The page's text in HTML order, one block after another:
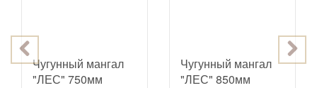
Чугунный мангал
"ЛЕС" 750мм
Чугунный мангал
"ЛЕС" 850мм